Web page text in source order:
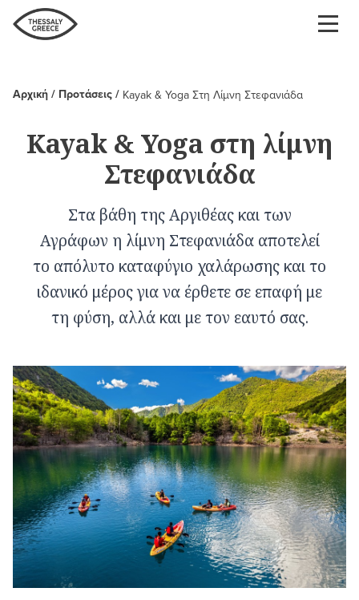
Παράκαμψη
προς
περιεχόμενο
Breadcrumb
Αρχική Προτάσεις Kayak & Yoga Στη Λίμνη Στεφανιάδα
Kayak & Yoga στη λίμνη
Στεφανιάδα
Στα βάθη της Αργιθέας και των
Αγράφων η λίμνη Στεφανιάδα αποτελεί
το απόλυτο καταφύγιο χαλάρωσης και το
ιδανικό μέρος για να έρθετε σε επαφή με
τη φύση, αλλά και με τον εαυτό σας.